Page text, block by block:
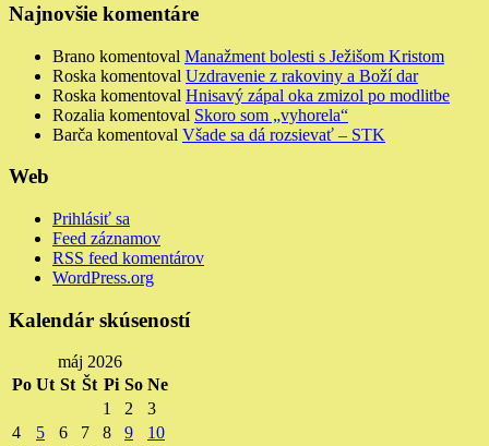
Najnovšie komentáre
Brano komentoval Manažment bolesti s Ježišom Kristom
Roska komentoval Uzdravenie z rakoviny a Boží dar
Roska komentoval Hnisavý zápal oka zmizol po modlitbe
Rozalia komentoval Skoro som „vyhorela“
Barča komentoval Všade sa dá rozsievať – STK
Web
Prihlásiť sa
Feed záznamov
RSS feed komentárov
WordPress.org
Kalendár skúseností
máj 2026
Po Ut St Št Pi So Ne
1
2
3
4
5 6 7 8 9
10